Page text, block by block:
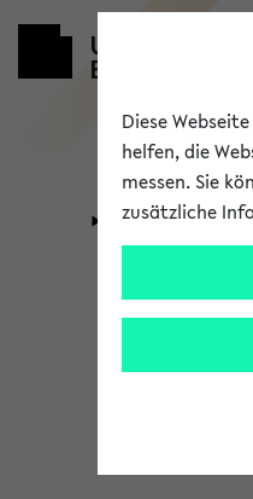
Universität
Diese
helfen, die
messen. Sie
zusätzliche